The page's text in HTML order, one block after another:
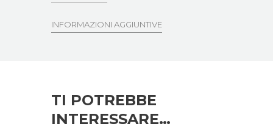
INFORMAZIONI AGGIUNTIVE
TI POTREBBE
INTERESSARE…